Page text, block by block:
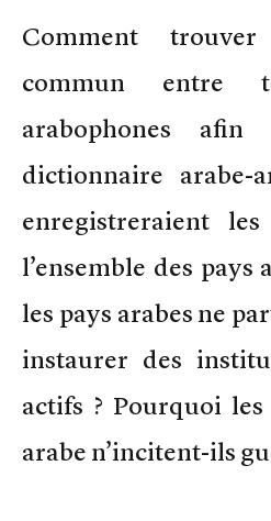
Comment
commun entre
arabophones
dictionnaire arabe-
enregistreraient
l’ensemble des pays
les pays arabes ne
instaurer des
actifs ? Pourquoi
arabe n’incitent-ils